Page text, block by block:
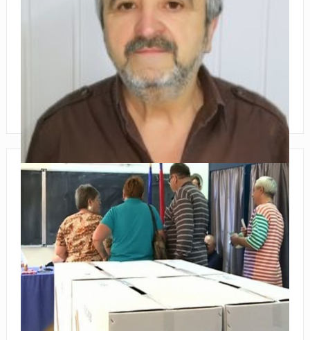
„Hai să ieşim toţi la vot
duminică!”